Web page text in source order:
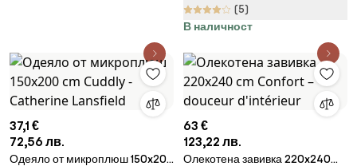
(5)
В наличност
37,1 €
72,56 лв.
Одеяло от микроплюш 150x200
63 €
123,22 лв.
Олекотена завивка 220x240